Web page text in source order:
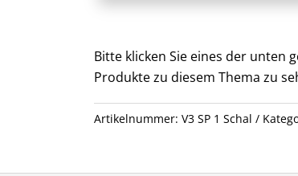
Menge
Bitte klicken Sie eines der unten
Produkte zu diesem Thema zu
Artikelnummer:V3 SP 1 Schal